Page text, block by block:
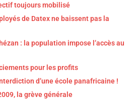
toujours mobilisé
de Datex ne baissent pas la
: la population impose l’accès au
pour les profits
d’une école panafricaine !
la grève générale